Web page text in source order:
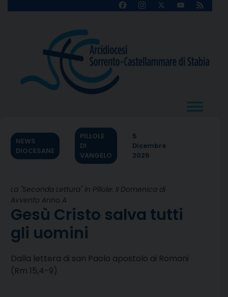
FacebookInstagram
X
YouTube
Feed
NEWS
DIOCESANE
PILLOLE
DI
VANGELO
5
Dicembre
2025
La "Seconda Lettura" in Pillole: II Domenica di
Avvento Anno A
Gesù Cristo salva tutti
gli uomini
Dalla lettera di san Paolo apostolo ai Romani
(Rm 15,4-9)